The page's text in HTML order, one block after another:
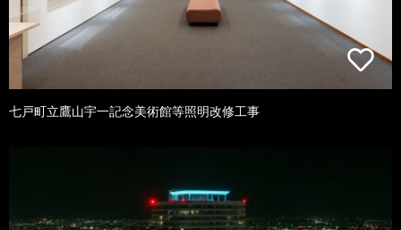
七戸町立鷹山宇一記念美術館等照明改修工事